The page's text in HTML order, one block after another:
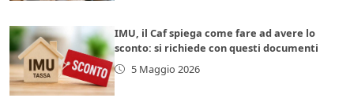
IMU, il Caf spiega come fare ad avere lo
sconto: si richiede con questi documenti
5 Maggio 2026